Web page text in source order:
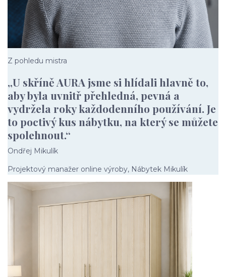
Z pohledu mistra
„U skříně AURA jsme si hlídali hlavně to,
aby byla uvnitř přehledná, pevná a
vydržela roky každodenního používání. Je
to poctivý kus nábytku, na který se můžete
spolehnout.“
Ondřej Mikulík
Projektový manažer online výroby, Nábytek Mikulík